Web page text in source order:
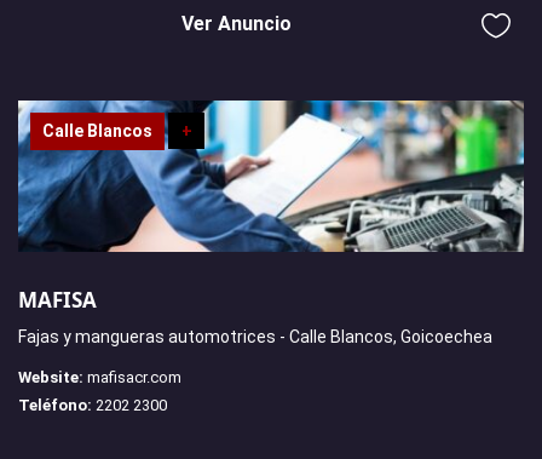
Ver Anuncio
Calle Blancos +
MAFISA
Fajas y mangueras automotrices - Calle Blancos, Goicoechea
Website: mafisacr.com
Teléfono: 2202 2300